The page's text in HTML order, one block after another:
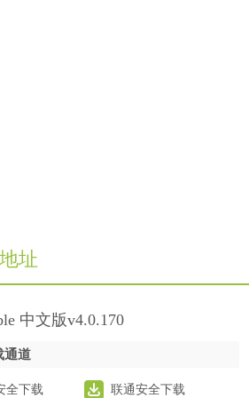
址
中文版v4.0.170
通道
全下载 联通安全下载